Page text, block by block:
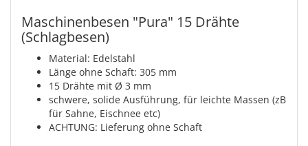
Maschinenbesen "Pura" 15 Drähte
(Schlagbesen)
Material: Edelstahl
Länge ohne Schaft: 305 mm
15 Drähte mit Ø 3 mm
schwere, solide Ausführung, für leichte Massen (zB
für Sahne, Eischnee etc)
ACHTUNG: Lieferung ohne Schaft